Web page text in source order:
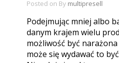
Posted on By multipresell
Podejmując mniej albo
danym krajem wielu
możliwość być
może się wydawać to